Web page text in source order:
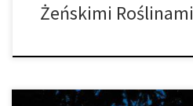
Żeńskimi Roślinami